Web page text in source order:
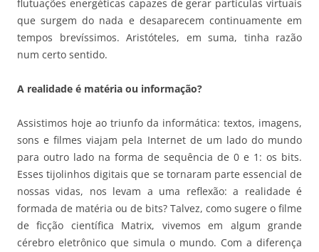
flutuações energéticas capazes de gerar partículas virtuais
que surgem do nada e desaparecem continuamente em
tempos brevíssimos. Aristóteles, em suma, tinha razão
num certo sentido.
A realidade é matéria ou informação?
Assistimos hoje ao triunfo da informática: textos, imagens,
sons e filmes viajam pela Internet de um lado do mundo
para outro lado na forma de sequência de 0 e 1: os bits.
Esses tijolinhos digitais que se tornaram parte essencial de
nossas vidas, nos levam a uma reflexão: a realidade é
formada de matéria ou de bits? Talvez, como sugere o filme
de ficção científica Matrix, vivemos em algum grande
cérebro eletrônico que simula o mundo. Com a diferença